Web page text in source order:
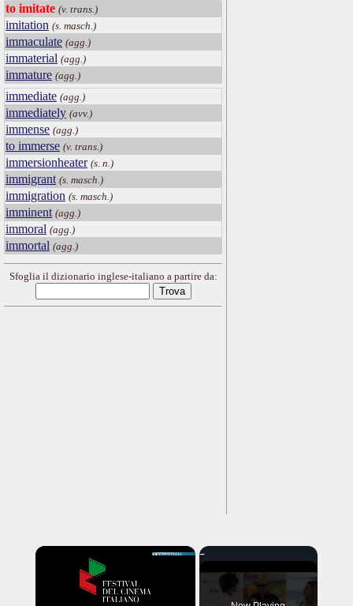
to imitate (v. trans.)
imitation (s. masch.)
immaculate (agg.)
immaterial (agg.)
immature (agg.)
immediate (agg.)
immediately (avv.)
immense (agg.)
to immerse (v. trans.)
immersionheater (s. n.)
immigrant (s. masch.)
immigration (s. masch.)
imminent (agg.)
immoral (agg.)
immortal (agg.)
Sfoglia il dizionario inglese-italiano a partire da:
×